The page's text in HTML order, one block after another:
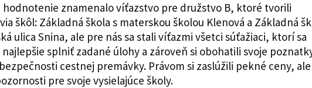
hodnotenie znamenalo víťazstvo pre družstvo B, ktoré tvorili
škôl: Základná škola s materskou školou Klenová a Základná
ulica Snina, ale pre nás sa stali víťazmi všetci súťažiaci, ktorí sa
najlepšie splniť zadané úlohy a zároveň si obohatili svoje
cestnej premávky. Právom si zaslúžili pekné ceny, ale
pre svoje vysielajúce školy.